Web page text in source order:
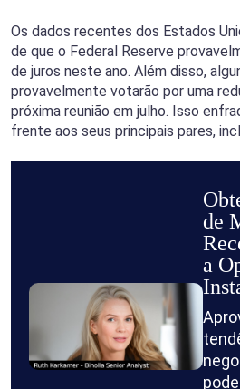
Os dados recentes dos Estados
de que o Federal Reserve
de juros neste ano. Além disso,
provavelmente votarão por uma
próxima reunião em julho. Isso
frente aos seus principais pares,
de
a